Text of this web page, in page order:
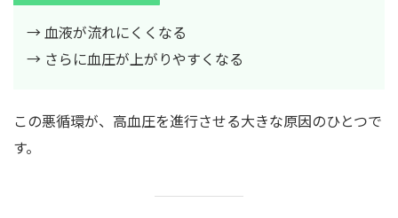
→ 血液が流れにくくなる
→ さらに血圧が上がりやすくなる
この悪循環が、高血圧を進行させる大きな原因のひとつで
す。